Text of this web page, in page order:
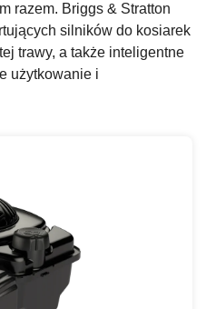
razem. Briggs & Stratton
silników do kosiarek
trawy, a także inteligentne
użytkowanie i